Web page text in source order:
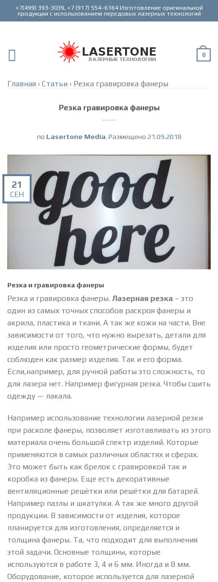
+7(499) 393-3039, +7 (917) 554–6164 Изготовление оригинальной
0
Главная › Статьи › Резка гравировка фанеры
Резка гравировка фанеры
по Lasertone Media. Размещено 21.09.2018
21
СЕН
Резка и гравировка фанеры
Резка и гравировка фанеры. Лазерная резка – это
один из самых точных способов раскроя фанеры и
акрила, пластика и ткани. А так же кожи на части. Вне
зависимости от того, что нужно вырезать, детали для
изделия или просто геометрические формы, будет
соблюден как размер изделия. Так и его форма.
Если,например, для ручной работы это сложность, то
для лазера нет. Например фигурная резка. Чтобы сшить
одежду — лакала.
Например использование технологии лазерной резки
при расколе фанеры, позволяет изготавливать из этого
материала очень большой спектр изделий. Которые
применяются в самых различных областях и сферах.
Это может быть как брелок с гравировкой так и
коробка из фанеры. Еще есть декоративные
вентиляционные решётки или решётки для батарей.
Например пазлы и шкатулки. А так же много другой
продукции. В зависимости от изделия, которое
планируется для изготовления, определяется и
толщина фанеры. Та, что подходит для выполнения
этой задачи. Основные толщины, которые
используются в работе 3, 4 и 6 мм. Иногда и 8 мм.
Оборудование, которое используется для лазерной